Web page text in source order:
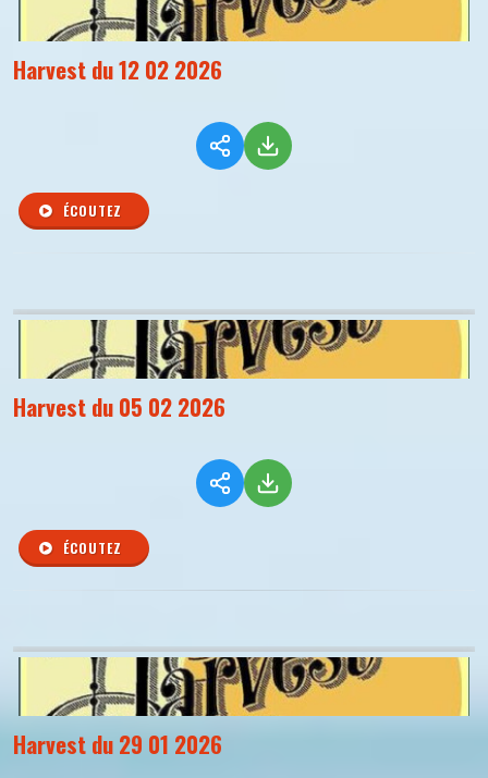
Harvest du 12 02 2026
ÉCOUTEZ
Harvest du 05 02 2026
ÉCOUTEZ
Harvest du 29 01 2026